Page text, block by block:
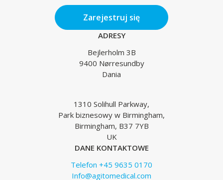
Zarejestruj się
ADRESY
Bejlerholm 3B
9400 Nørresundby
Dania
1310 Solihull Parkway,
Park biznesowy w Birmingham,
Birmingham, B37 7YB
UK
DANE KONTAKTOWE
Telefon +45 9635 0170
Info@agitomedical.com